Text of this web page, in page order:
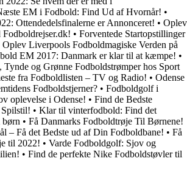
EM i Fodbold: Find Ud af Hvornår! •
Ottendedelsfinalerne er Annonceret! • Oplev
Fodboldrejser.dk! • Forventede Startopstillinger
Oplev Liverpools Fodboldmagiske Verden på
EM 2017: Danmark er klar til at kæmpe! •
Tynde og Grønne Fodboldstrømper hos Sport
fra Fodboldlisten – TV og Radio! • Odense
Fodboldstjerner? • Fodboldgolf i
oplevelse i Odense! • Find de Bedste
• Klar til vinterfodbold: Find det
• Få Danmarks Fodboldtrøje Til Børnene!
– Få det Bedste ud af Din Fodboldbane! • Få
til 2022! • Varde Fodboldgolf: Sjov og
• Find de perfekte Nike Fodboldstøvler til